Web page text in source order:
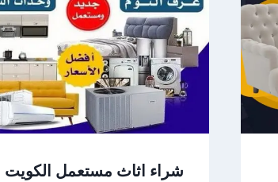
شراء اثاث مستعمل الكويت |